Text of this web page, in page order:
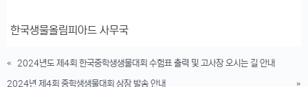
한국생물올림피아드 사무국
« 2024년도 제4회 한국중학생생물대회 수험표 출력 및 고사장 오시는 길 안내
2024년 제4회 중학생생물대회 상장 발송 안내
»